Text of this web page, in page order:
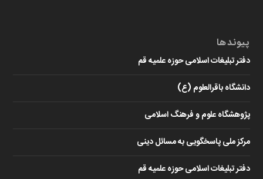
پیوندها
دفتر تبلیغات اسلامی حوزه علمیه قم
دانشگاه باقرالعلوم (ع)
پژوهشگاه علوم و فرهنگ اسلامی
مرکز ملی پاسخگویی به مسائل دینی
دفتر تبلیغات اسلامی حوزه علمیه قم